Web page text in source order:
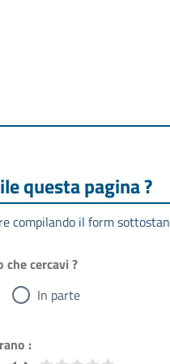
questa pagina ?
compilando il form
cercavi ?
In parte
: